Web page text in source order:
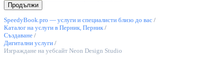
SpeedyBook.pro — услуги и специалисти близо до вас /
Каталог на услуги в Перник, Перник /
Създаване /
Дигитални услуги /
Изграждане на уебсайт Neon Design Studio